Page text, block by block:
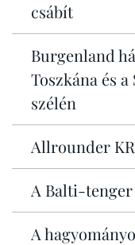
csábít
Burgenland
Toszkána és
szélén
Allrounder
A Balti-
A